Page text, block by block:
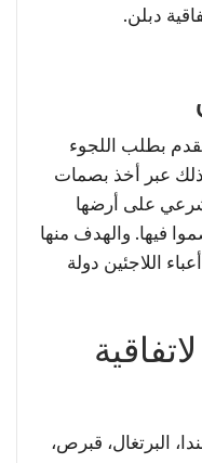
دبلن.
بطلب اللجوء
وذلك عبر أخذ بصمات
على أرضها
فيها. والهدف منها
اللاجئين دولة
البرتغال، قبرص،